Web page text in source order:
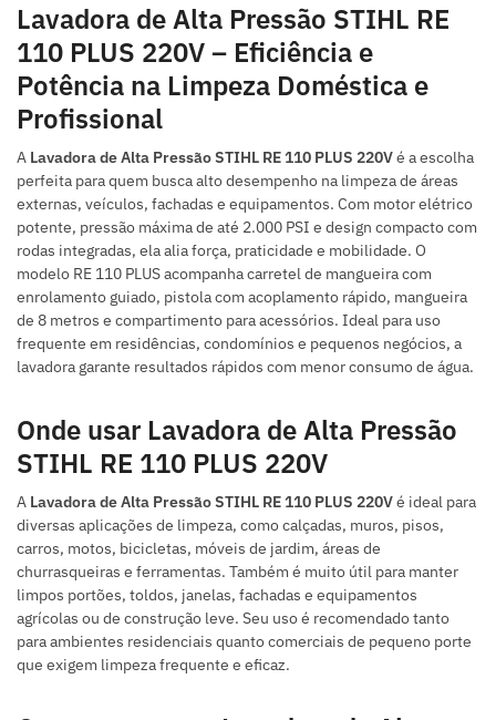
Lavadora de Alta Pressão STIHL RE
110 PLUS 220V – Eficiência e
Potência na Limpeza Doméstica e
Profissional
A Lavadora de Alta Pressão STIHL RE 110 PLUS 220Vé a escolha
perfeita para quem busca alto desempenho na limpeza de áreas
externas, veículos, fachadas e equipamentos. Com motor elétrico
potente, pressão máxima de até 2.000 PSI e design compacto com
rodas integradas, ela alia força, praticidade e mobilidade. O
modelo RE 110 PLUS acompanha carretel de mangueira com
enrolamento guiado, pistola com acoplamento rápido, mangueira
de 8 metros e compartimento para acessórios. Ideal para uso
frequente em residências, condomínios e pequenos negócios, a
lavadora garante resultados rápidos com menor consumo de água.
Onde usar Lavadora de Alta Pressão
STIHL RE 110 PLUS 220V
A Lavadora de Alta Pressão STIHL RE 110 PLUS 220Vé ideal para
diversas aplicações de limpeza, como calçadas, muros, pisos,
carros, motos, bicicletas, móveis de jardim, áreas de
churrasqueiras e ferramentas. Também é muito útil para manter
limpos portões, toldos, janelas, fachadas e equipamentos
agrícolas ou de construção leve. Seu uso é recomendado tanto
para ambientes residenciais quanto comerciais de pequeno porte
que exigem limpeza frequente e eficaz.